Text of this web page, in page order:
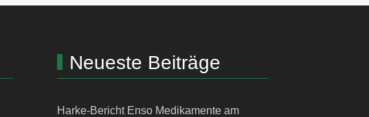
Neueste Beiträge
Harke-Bericht Enso Medikamente am